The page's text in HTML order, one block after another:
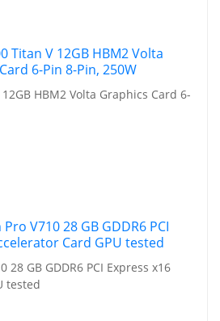
HBM2 Volta Graphics Card 6-
28 GB GDDR6 PCI Express x16
tested